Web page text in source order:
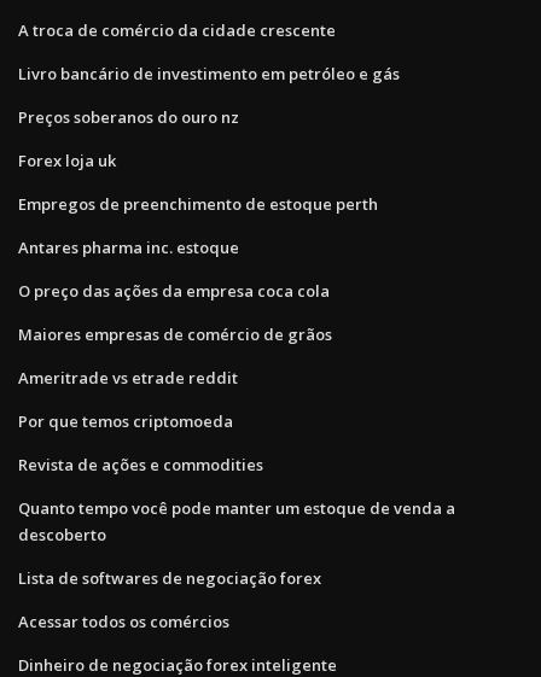
A troca de comércio da cidade crescente
Livro bancário de investimento em petróleo e gás
Preços soberanos do ouro nz
Forex loja uk
Empregos de preenchimento de estoque perth
Antares pharma inc. estoque
O preço das ações da empresa coca cola
Maiores empresas de comércio de grãos
Ameritrade vs etrade reddit
Por que temos criptomoeda
Revista de ações e commodities
Quanto tempo você pode manter um estoque de venda a
descoberto
Lista de softwares de negociação forex
Acessar todos os comércios
Dinheiro de negociação forex inteligente